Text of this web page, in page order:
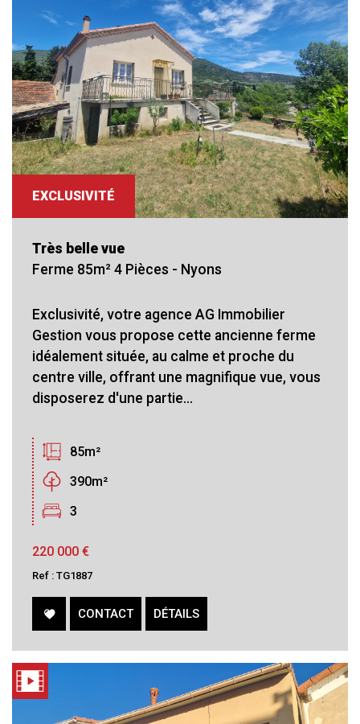
EXCLUSIVITÉ
Très belle vue
Ferme 85m² 4 Pièces - Nyons
Exclusivité, votre agence AG Immobilier
Gestion vous propose cette ancienne ferme
idéalement située, au calme et proche du
centre ville, offrant une magnifique vue, vous
disposerez d'une partie...
85m²
390m²
3
220 000 €
Ref : TG1887
CONTACT DÉTAILS